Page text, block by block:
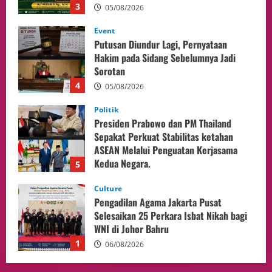
3 05/08/2026
4
Event
Putusan Diundur Lagi, Pernyataan
Hakim pada Sidang Sebelumnya Jadi
Sorotan
05/08/2026
5
Politik
Presiden Prabowo dan PM Thailand
Sepakat Perkuat Stabilitas ketahan
ASEAN Melalui Penguatan Kerjasama
Kedua Negara.
1
Culture
Pengadilan Agama Jakarta Pusat
Selesaikan 25 Perkara Isbat Nikah bagi
WNI di Johor Bahru
06/08/2026